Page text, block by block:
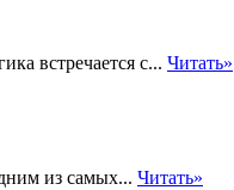
встречается с... Читать»
из самых... Читать»